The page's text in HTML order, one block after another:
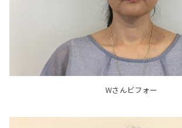
Wさんビフォー